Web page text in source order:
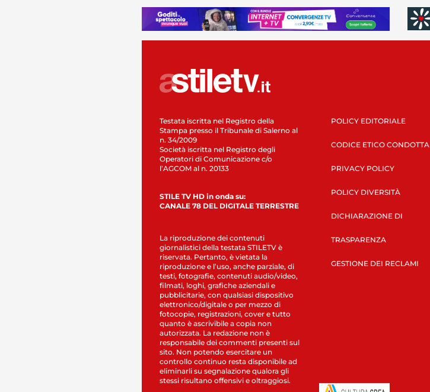
Testata iscritta nel Registro della
Stampa presso il Tribunale di Salerno al
n. 34/2009
Società iscritta nel Registro degli
Operatori di Comunicazione c/o
l’AGCOM al n. 20133
STILE TV HD in onda su:
CANALE 78 DEL DIGITALE TERRESTRE
La riproduzione dei contenuti
giornalistici della testata STILETV è
riservata. Pertanto, è vietata la
riproduzione e l’uso, anche parziale, di
testi, fotografie, contenuti audio/video,
filmati, loghi, grafiche aziendali e
pubblicitarie, con qualsiasi dispositivo
elettronico/digitale o per mezzo di
fotocopie, registrazioni, cover e tutto
quanto è ascrivibile a copia non
autorizzata. La redazione non è
responsabile dei commenti presenti sul
sito. Non potendo esercitare un
controllo continuo resta disponibile ad
eliminarli su segnalazione qualora gli
stessi risultano offensivi e oltraggiosi.
POLICY EDITORIALE
CODICE ETICO CONDOTTA
PRIVACY POLICY
POLICY DIVERSITÀ
DICHIARAZIONE DI
TRASPARENZA
GESTIONE DEI RECLAMI